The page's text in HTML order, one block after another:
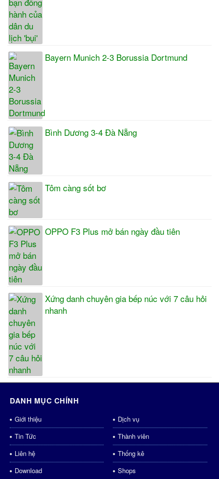
Bayern Munich 2-3 Borussia Dortmund
Bình Dương 3-4 Đà Nẵng
Tôm càng sốt bơ
OPPO F3 Plus mở bán ngày đầu tiên
Xứng danh chuyên gia bếp núc với 7 câu hỏi
nhanh
DANH MỤC CHÍNH
Giới thiệu
Dịch vụ
Tin Tức
Thành viên
Liên hệ
Thống kê
Download
Shops